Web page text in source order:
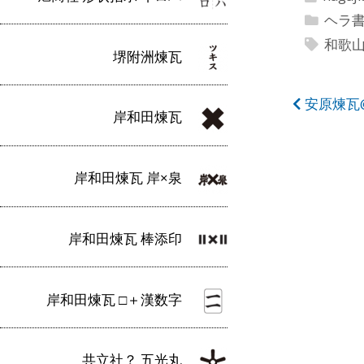
堺附洲煉瓦
岸和田煉瓦
岸和田煉瓦 岸×泉
岸和田煉瓦 棒添印
岸和田煉瓦 □＋漢数字
共立社？ 五光丸
ヘラ
和歌
投安原煉瓦